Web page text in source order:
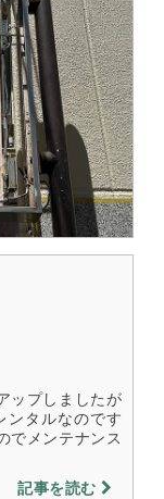
ップしましたが
ンタルなのです
でメンテナンス
記事を読む